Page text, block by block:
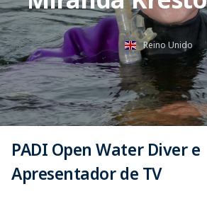
Reino Unido
PADI Open Water Diver e
Apresentador de TV